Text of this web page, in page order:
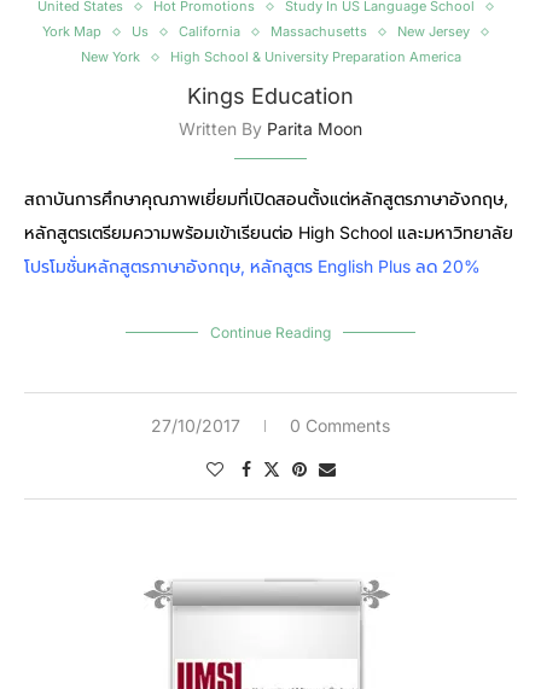
United States Hot Promotions
Study In US Language School
York Map
Us California Massachusetts
New Jersey
New York
High School & University Preparation America
Kings Education
Written By Parita Moon
สถาบันการศึกษาคุณภาพเยี่ยมที่เปิดสอนตั้งแต่หลักสูตรภาษาอังกฤษ,
หลักสูตรเตรียมความพร้อมเข้าเรียนต่อ High School และมหาวิทยาลัย
โปรโมชั่นหลักสูตรภาษาอังกฤษ, หลักสูตร English Plus ลด 20%
Continue Reading
27/10/2017 0 Comments